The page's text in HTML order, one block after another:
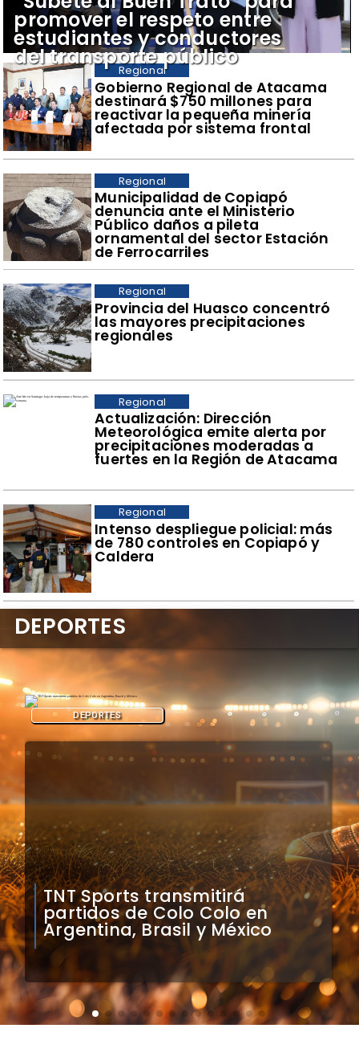
Gobierno Regional de Atacama
destinará $750 millones para
reactivar la pequeña minería
afectada por sistema frontal
Regional
Municipalidad de Copiapó
denuncia ante el Ministerio
Público daños a pileta
ornamental del sector Estación
de Ferrocarriles
Regional
Provincia del Huasco concentró
las mayores precipitaciones
regionales
Regional
Actualización: Dirección
Meteorológica emite alerta por
precipitaciones moderadas a
fuertes en la Región de Atacama
Regional
Intenso despliegue policial: más
de 780 controles en Copiapó y
Caldera
Regional
promover el respeto entre
estudiantes y conductores
del transporte público
Mauricio Pinilla compara a
Colo Colo con Real Madrid de
Sudamérica
DEPORTES
DEPORTES